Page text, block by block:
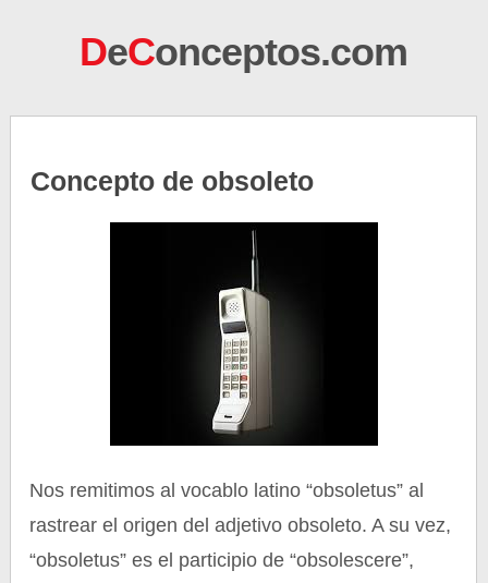
DeConceptos.com
Concepto de obsoleto
Nos remitimos al vocablo latino “obsoletus” al
rastrear el origen del adjetivo obsoleto. A su vez,
“obsoletus” es el participio de “obsolescere”,